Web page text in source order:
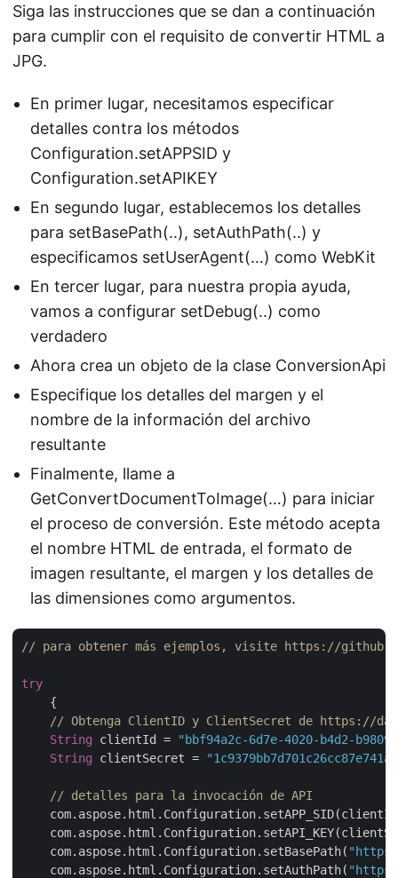
Siga las instrucciones que se dan a continuación
para cumplir con el requisito de convertir HTML a
JPG.
En primer lugar, necesitamos especificar
detalles contra los métodos
Configuration.setAPPSID y
Configuration.setAPIKEY
En segundo lugar, establecemos los detalles
para setBasePath(..), setAuthPath(..) y
especificamos setUserAgent(…) como WebKit
En tercer lugar, para nuestra propia ayuda,
vamos a configurar setDebug(..) como
verdadero
Ahora crea un objeto de la clase ConversionApi
Especifique los detalles del margen y el
nombre de la información del archivo
resultante
Finalmente, llame a
GetConvertDocumentToImage(…) para iniciar
el proceso de conversión. Este método acepta
el nombre HTML de entrada, el formato de
imagen resultante, el margen y los detalles de
las dimensiones como argumentos.
// para obtener más ejemplos, visite https://
try
    {
// Obtenga ClientID y ClientSecret de https://
String clientId =
"bbf94a2c-6d7e-4020-b4d2-
String clientSecret =
// detalles para la invocación de API
    com.aspose.html.Configuration.setBasePath(
    com.aspose.html.Configuration.setAuthPath(